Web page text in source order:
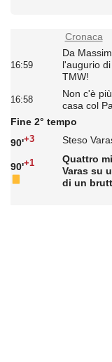
Cronaca
16:59
Da
l'augurio
TMW!
16:58
Non c'è
casa col
Fine 2° tempo
90'+3 Steso
90'+1
Quattro
Varas su
di un